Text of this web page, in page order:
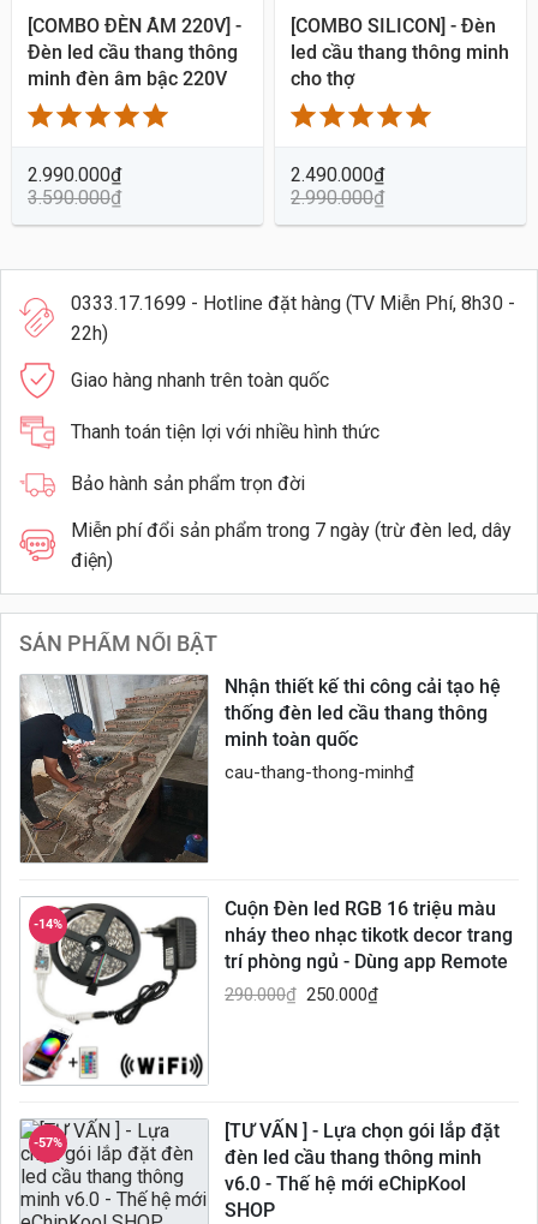
[COMBO ĐÈN ÂM 220V] -
Đèn led cầu thang thông
minh đèn âm bậc 220V
2.990.000₫
3.590.000₫
[COMBO SILICON] - Đèn
led cầu thang thông minh
cho thợ
2.490.000₫
2.990.000₫
0333.17.1699 - Hotline đặt hàng (TV Miễn Phí, 8h30 -
22h)
Giao hàng nhanh trên toàn quốc
Thanh toán tiện lợi với nhiều hình thức
Bảo hành sản phẩm trọn đời
Miễn phí đổi sản phẩm trong 7 ngày (trừ đèn led, dây
điện)
SẢN PHẨM NỔI BẬT
Nhận thiết kế thi công cải tạo hệ
thống đèn led cầu thang thông
minh toàn quốc
cau-thang-thong-minh₫
-14%
Cuộn Đèn led RGB 16 triệu màu
nháy theo nhạc tikotk decor trang
trí phòng ngủ - Dùng app Remote
290.000₫ 250.000₫
-57%
[TƯ VẤN ] - Lựa chọn gói lắp đặt
đèn led cầu thang thông minh
v6.0 - Thế hệ mới eChipKool
SHOP